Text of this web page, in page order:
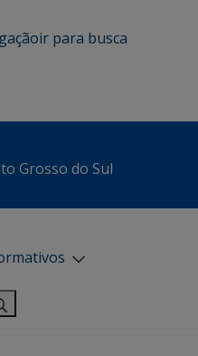
ir para busca
Grosso do Sul